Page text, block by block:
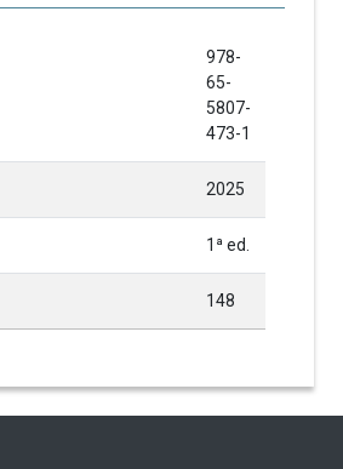
978-
65-
5807-
473-1
2025
1ª ed.
148